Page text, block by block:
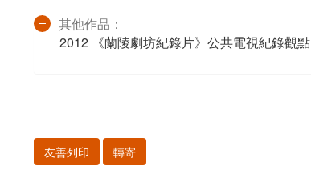
其他作品：
2012 《蘭陵劇坊紀錄片》公共電視紀錄觀點
友善列印 轉寄